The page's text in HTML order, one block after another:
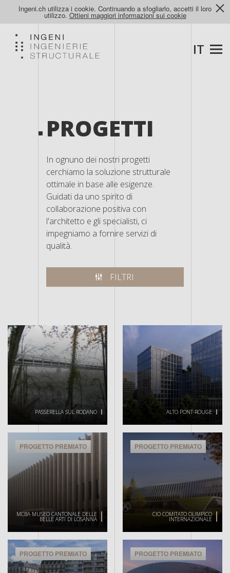
Ingeni.ch utilizza i cookie. Continuando a sfogliarlo, accetti il loro
utilizzo. Ottieni maggiori informazioni sui cookie
IT
PROGETTI
In ognuno dei nostri progetti
cerchiamo la soluzione strutturale
ottimale in base alle esigenze.
Guidati da uno spirito di
collaborazione positiva con
l'architetto e gli specialisti, ci
impegniamo a fornire servizi di
qualità.
FILTRI
PASSERELLA SUL RODANO ALTO PONT-ROUGE
PROGETTO PREMIATO
MCBA MUSEO CANTONALE DELLE
BELLE ARTI DI LOSANNA
PROGETTO PREMIATO
CIO COMITATO OLIMPICO
INTERNAZIONALE
PROGETTO PREMIATO PROGETTO PREMIATO